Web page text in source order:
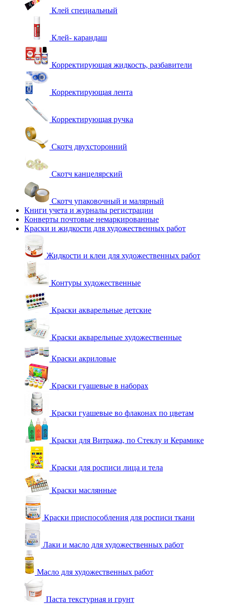
Клей специальный
Клей- карандаш
Корректирующая жидкость, разбавители
Корректирующая лента
Корректирующая ручка
Скотч двухсторонний
Скотч канцелярский
Скотч упаковочный и малярный
Книги учета и журналы регистрации
Конверты почтовые немаркированные
Краски и жидкости для художественных работ
Жидкости и клеи для художественных работ
Контуры художественные
Краски акварельные детские
Краски акварельные художественные
Краски акриловые
Краски гуашевые в наборах
Краски гуашевые во флаконах по цветам
Краски для Витража, по Стеклу и Керамике
Краски для росписи лица и тела
Краски маслянные
Краски приспособления для росписи ткани
Лаки и масло для художественных работ
Масло для художественных работ
Паста текстурная и грунт